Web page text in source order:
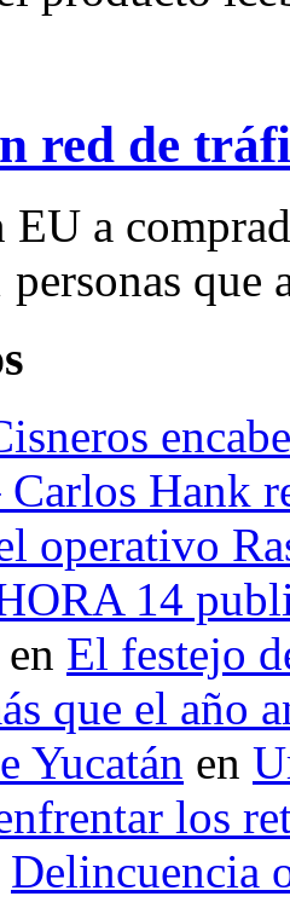
red de
EU a
que
Carlos Hank
operativo
14
en El festejo
que el año
Yucatán en
los
Delincuencia